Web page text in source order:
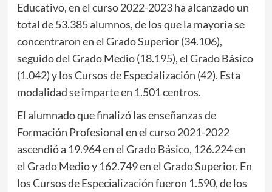
Educativo, en el curso 2022-2023 ha alcanzado un
total de 53.385 alumnos, de los que la mayoría se
concentraron en el Grado Superior (34.106),
seguido del Grado Medio (18.195), el Grado Básico
(1.042) y los Cursos de Especialización (42). Esta
modalidad se imparte en 1.501 centros.
El alumnado que finalizó las enseñanzas de
Formación Profesional en el curso 2021-2022
ascendió a 19.964 en el Grado Básico, 126.224 en
el Grado Medio y 162.749 en el Grado Superior. En
los Cursos de Especialización fueron 1.590, de los